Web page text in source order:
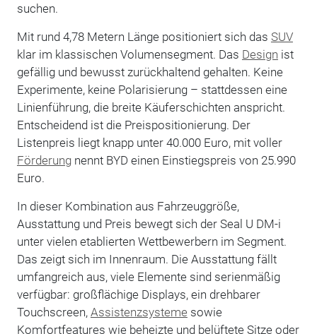
suchen.
Mit rund 4,78 Metern Länge positioniert sich das SUV
klar im klassischen Volumensegment. Das Design ist
gefällig und bewusst zurückhaltend gehalten. Keine
Experimente, keine Polarisierung – stattdessen eine
Linienführung, die breite Käuferschichten anspricht.
Entscheidend ist die Preispositionierung. Der
Listenpreis liegt knapp unter 40.000 Euro, mit voller
Förderungnennt BYD einen Einstiegspreis von 25.990
Euro.
In dieser Kombination aus Fahrzeuggröße,
Ausstattung und Preis bewegt sich der Seal U DM-i
unter vielen etablierten Wettbewerbern im Segment.
Das zeigt sich im Innenraum. Die Ausstattung fällt
umfangreich aus, viele Elemente sind serienmäßig
verfügbar: großflächige Displays, ein drehbarer
Touchscreen, Assistenzsysteme sowie
Komfortfeatures wie beheizte und belüftete Sitze oder